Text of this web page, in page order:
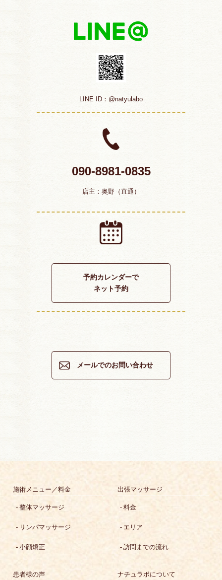
LINE ID：@natyulabo
090-8981-0835
店主：奥野（直通）
予約カレンダーで
ネット予約
メールでのお問い合わせ
施術メニュー／料金
整体マッサージ
リンパマッサージ
小顔矯正
出張マッサージ
料金
エリア
訪問までの流れ
患者様の声 ナチュラボについて